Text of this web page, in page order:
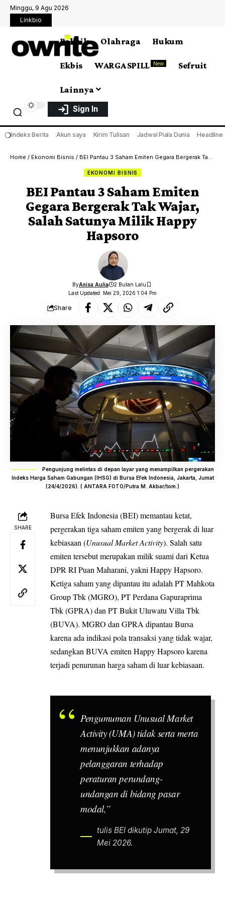
Minggu, 9 Agu 2026
Linkbio
Politik Olahraga Hukum
Ekbis WARGA SPILL New Sefruit
Lainnya
Sign In
❍Indeks Berita Akun saya Kirim Tulisan Jadwal Piala Dunia Headline
Home / Ekonomi Bisnis / BEI Pantau 3 Saham Emiten Gegara Bergerak Tak Wajar, Salah Satunya Milik Happy Hapsoro
EKONOMI BISNIS
BEI Pantau 3 Saham Emiten
Gegara Bergerak Tak Wajar,
Salah Satunya Milik Happy
Hapsoro
Last Updated: Mei 29, 2026 1:04 Pm
ByAnisa Aulia 2 Bulan Lalu
Share
Pengunjung melintas di depan layar yang menampilkan pergerakan
Indeks Harga Saham Gabungan (IHSG) di Bursa Efek Indonesia, Jakarta, Jumat
(24/4/2026). ( ANTARA FOTO/Putra M. Akbar/tom.)
SHARE
Bursa Efek Indonesia (BEI)memantau ketat,
pergerakan tiga saham emiten yang bergerak di luar
kebiasaan (Unusual Market Activity). Salah satu
emiten tersebut merupakan milik suami dari Ketua
DPR RI Puan Maharani, yakni Happy Hapsoro.
Ketiga saham yang dipantau itu adalah PT Mahkota
Group Tbk (MGRO), PT Perdana Gapuraprima
Tbk (GPRA) dan PT Bukit Uluwatu Villa Tbk
(BUVA). MGRO dan GPRA dipantau Bursa
karena ada indikasi pola transaksi yang tidak wajar,
sedangkan BUVA emiten Happy Hapsoro karena
terjadi penurunan harga saham di luar kebiasaan.
Pengumuman Unusual Market
Activity(UMA) tidak serta merta
menunjukkan adanya
pelanggaran terhadap
peraturan perundang-
undangan di bidang pasar
modal,”
tulis BEI dikutip Jumat, 29
Mei 2026.